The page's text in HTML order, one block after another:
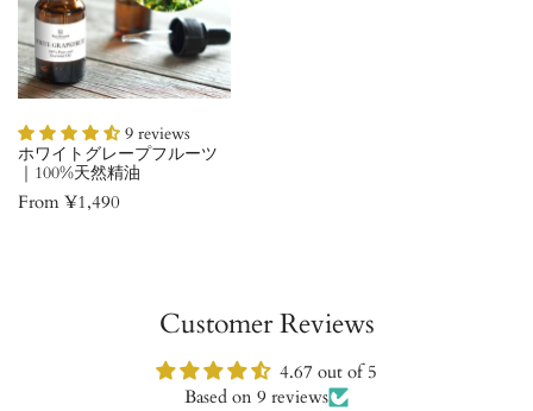
グ
レ
ー
プ
フ
ル
ー
ツ
9 reviews
ホワイトグレープフルーツ
｜100%天然精油
Regular
From ¥1,490
Customer Reviews
4.67 out of 5
Based on 9 reviews